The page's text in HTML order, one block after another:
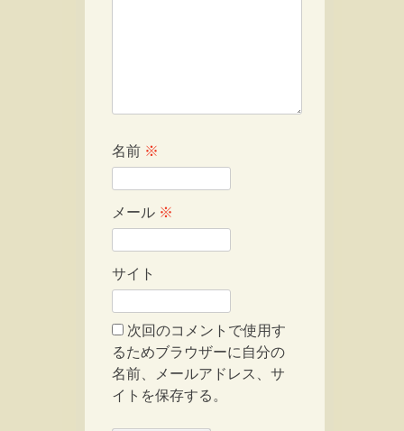
名前 ※
メール ※
サイト
次回のコメントで使用す
るためブラウザーに自分の
名前、メールアドレス、サ
イトを保存する。